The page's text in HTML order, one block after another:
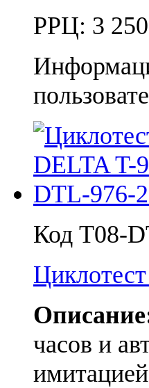
РРЦ: 3
Код T08-
часов и